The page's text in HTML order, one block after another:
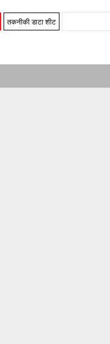
तकनीकी डाटा शीट